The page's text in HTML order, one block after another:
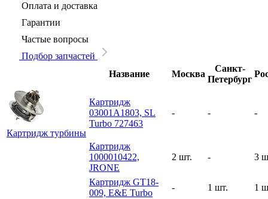
Оплата и доставка
Гарантии
Частые вопросы
Подбор запчастей
Название
Москва
Санкт-
Петербург
Картридж турбины
Картридж
03001A1803, SL
Turbo 727463
- - -
Картридж
1000010422,
JRONE
2 шт. - 3
Картридж GT18-
009, E&E Turbo
- 1 шт. 1